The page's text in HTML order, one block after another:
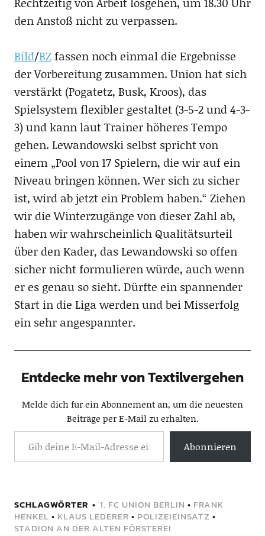
den Anstoß nicht zu verpassen.
Bild/BZfassen noch einmal die Ergebnisse
der Vorbereitung zusammen. Union hat sich
verstärkt (Pogatetz, Busk, Kroos), das
Spielsystem flexibler gestaltet (3-5-2 und 4-3-
3) und kann laut Trainer höheres Tempo
gehen. Lewandowski selbst spricht von
einem „Pool von 17 Spielern, die wir auf ein
Niveau bringen können. Wer sich zu sicher
ist, wird ab jetzt ein Problem haben.“ Ziehen
wir die Winterzugänge von dieser Zahl ab,
haben wir wahrscheinlich Qualitätsurteil
über den Kader, das Lewandowski so offen
sicher nicht formulieren würde, auch wenn
er es genau so sieht. Dürfte ein spannender
Start in die Liga werden und bei Misserfolg
ein sehr angespannter.
Entdecke mehr von Textilvergehen
Melde dich für ein Abonnement an, um die neuesten
Beiträge per E-Mail zu erhalten.
Abonnieren
SCHLAGWÖRTER 1. FC UNION BERLIN • FRANK
HENKEL • KLAUS LEDERER • POLIZEIEINSATZ •
STADION AN DER ALTEN FÖRSTEREI